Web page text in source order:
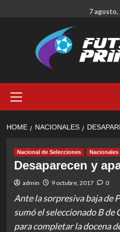
7 agosto,
Menu
HOME NACIONALES
Nacional de Selecciones Nacionales
Desaparecen y
admin 9 octubre, 2017 0
Ante la sorpresiva baja de
sumó el seleccionado B de
para completar la docena